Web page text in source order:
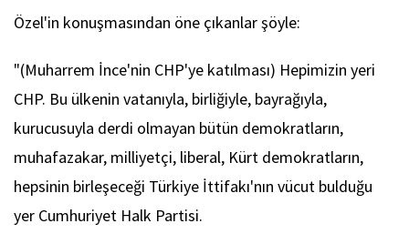
Özel'in konuşmasından öne çıkanlar şöyle:
"(Muharrem İnce'nin CHP'ye katılması) Hepimizin yeri
CHP. Bu ülkenin vatanıyla, birliğiyle, bayrağıyla,
kurucusuyla derdi olmayan bütün demokratların,
muhafazakar, milliyetçi, liberal, Kürt demokratların,
hepsinin birleşeceği Türkiye İttifakı'nın vücut bulduğu
yer Cumhuriyet Halk Partisi.